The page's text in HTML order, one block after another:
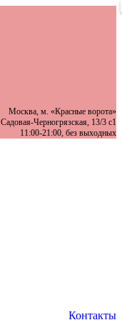
Москва, м. «Красные ворота»
Садовая-Черногрязская, 13/3 с1
11:00-21:00, без выходных
Контакты